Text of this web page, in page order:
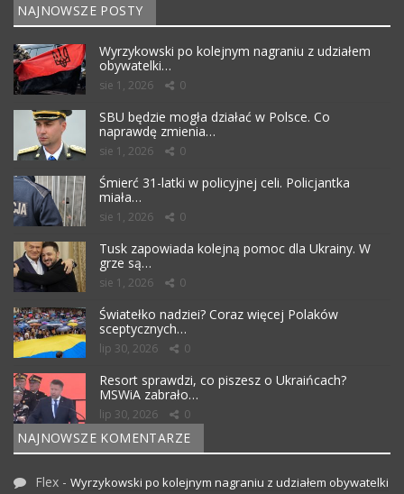
NAJNOWSZE POSTY
Wyrzykowski po kolejnym nagraniu z udziałem
obywatelki…
sie 1, 2026 0
SBU będzie mogła działać w Polsce. Co
naprawdę zmienia…
sie 1, 2026 0
Śmierć 31-latki w policyjnej celi. Policjantka
miała…
sie 1, 2026 0
Tusk zapowiada kolejną pomoc dla Ukrainy. W
grze są…
sie 1, 2026 0
Światełko nadziei? Coraz więcej Polaków
sceptycznych…
lip 30, 2026 0
Resort sprawdzi, co piszesz o Ukraińcach?
MSWiA zabrało…
lip 30, 2026 0
NAJNOWSZE KOMENTARZE
Flex - Wyrzykowski po kolejnym nagraniu z udziałem obywatelki